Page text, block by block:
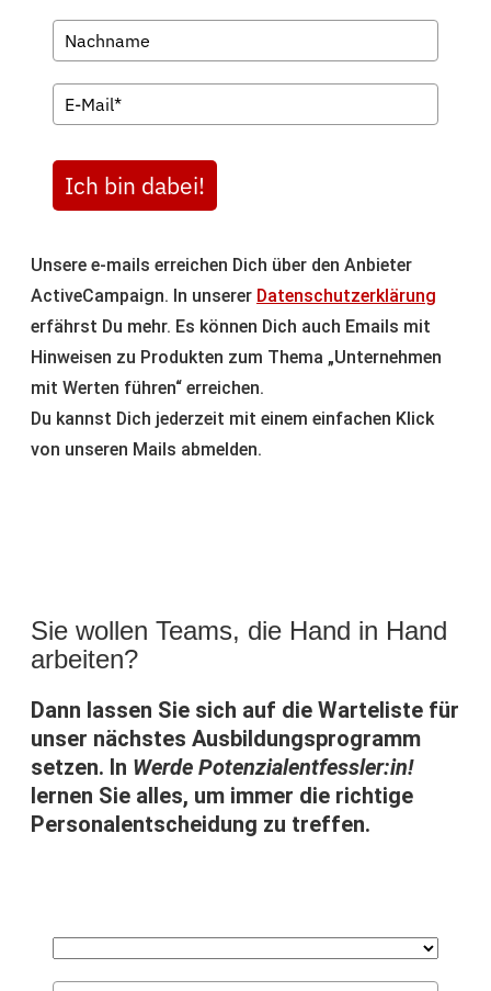
Ich bin dabei!
ActiveCampaign. In unsererDatenschutzerklärung
erfährst Du mehr. Es können Dich auch Emails mit
Hinweisen zu Produkten zum Thema „Unternehmen
mit Werten führen“ erreichen.
Du kannst Dich jederzeit mit einem einfachen Klick
von unseren Mails abmelden.
arbeiten?
unser nächstes Ausbildungsprogramm
setzen. InWerde Potenzialentfessler:in!
lernen Sie alles, um immer die richtige
Personalentscheidung zu treffen.